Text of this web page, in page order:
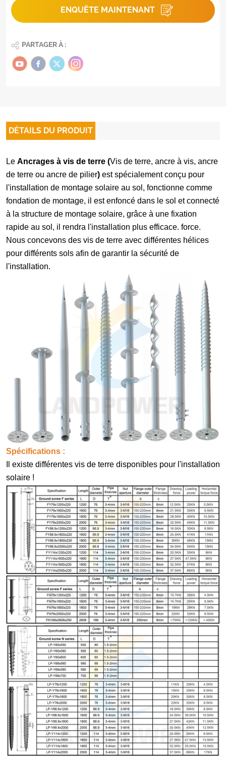
ENQUÊTE MAINTENANT
PARTAGER À :
DÉTAILS DU PRODUIT
Le Ancrages à vis de terre (Vis de terre, ancre à vis, ancre
de terre ou ancre de pilier) est spécialement conçu pour
l'installation de montage solaire au sol, fonctionne comme
fondation de montage, il est enfoncé dans le sol et connecté
à la structure de montage solaire, grâce à une fixation
rapide au sol, il rendra l'installation plus efficace. force.
Nous concevons des vis de terre avec différentes hélices
pour différents sols afin de garantir la sécurité de
l'installation.
Spécifications :
Il existe différentes vis de terre disponibles pour l'installation
solaire !